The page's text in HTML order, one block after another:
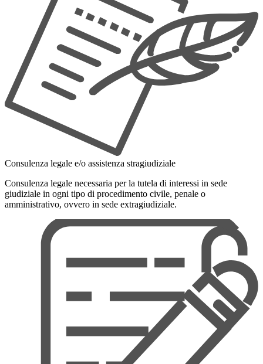
Consulenza legale e/o assistenza stragiudiziale
Consulenza legale necessaria per la tutela di interessi in sede
giudiziale in ogni tipo di procedimento civile, penale o
amministrativo, ovvero in sede extragiudiziale.